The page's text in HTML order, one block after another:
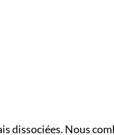
dissociées. Nous